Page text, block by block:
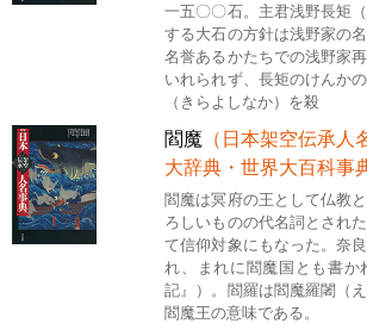
一五〇〇石。主君浅野長矩
する大石の方針は浅野家の
名誉あるかたちでの浅野家
いれられず、長矩のけんか
（きらよしなか）を殺
閻魔 （日本架空伝承人
大辞典・世界大百科事
閻魔は冥府の王として仏教
ろしいものの代名詞とされ
て信仰対象にもなった。奈
れ、まれに閻魔国とも書か
記』）。閻羅は閻魔羅闍（
閻魔王の意味である。